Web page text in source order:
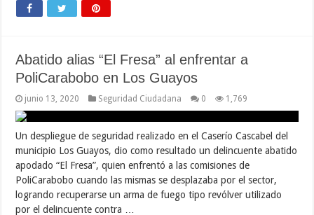
Abatido alias “El Fresa” al enfrentar a
PoliCarabobo en Los Guayos
junio 13, 2020 Seguridad Ciudadana 0 1,769
Un despliegue de seguridad realizado en el Caserío Cascabel del
municipio Los Guayos, dio como resultado un delincuente abatido
apodado “El Fresa”, quien enfrentó a las comisiones de
PoliCarabobo cuando las mismas se desplazaba por el sector,
logrando recuperarse un arma de fuego tipo revólver utilizado
por el delincuente contra …